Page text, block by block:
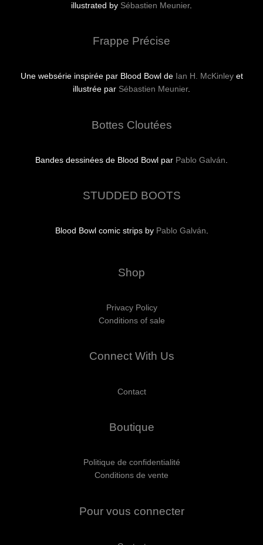
illustrated by Sébastien Meunier.
Frappe Précise
Une websérie inspirée par Blood Bowl de Ian H. McKinleyet
illustrée par Sébastien Meunier.
Bottes Cloutées
Bandes dessinées de Blood Bowl par Pablo Galván
STUDDED BOOTS
Blood Bowl comic strips by Pablo Galván.
Shop
Privacy Policy
Conditions of sale
Connect With Us
Contact
Boutique
Politique de confidentialité
Conditions de vente
Pour vous connecter